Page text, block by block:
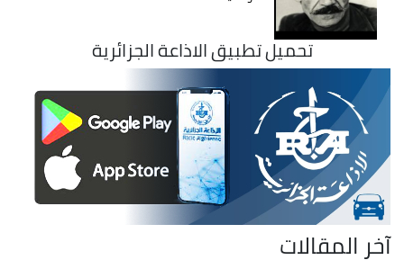
تحميل تطبيق الاذاعة الجزائرية
آخر المقالات